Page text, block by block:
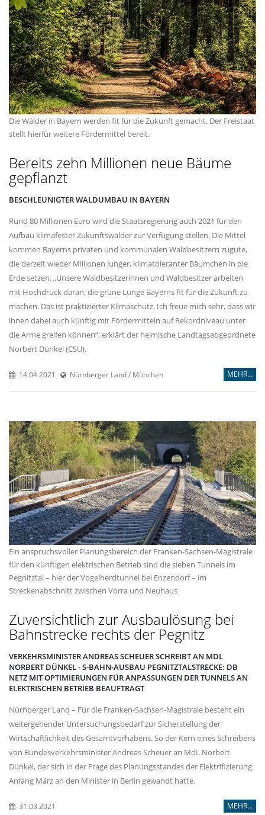
Die Wälder in Bayern werden fit für die Zukunft gemacht. Der Freistaat
stellt hierfür weitere Fördermittel bereit.
Bereits zehn Millionen neue Bäume
gepflanzt
BESCHLEUNIGTER WALDUMBAU IN BAYERN
Rund 80 Millionen Euro wird die Staatsregierung auch 2021 für den
Aufbau klimafester Zukunftswälder zur Verfügung stellen. Die Mittel
kommen Bayerns privaten und kommunalen Waldbesitzern zugute,
die derzeit wieder Millionen junger, klimatoleranter Bäumchen in die
Erde setzen. „Unsere Waldbesitzerinnen und Waldbesitzer arbeiten
mit Hochdruck daran, die grüne Lunge Bayerns fit für die Zukunft zu
machen. Das ist praktizierter Klimaschutz. Ich freue mich sehr, dass wir
ihnen dabei auch künftig mit Fördermitteln auf Rekordniveau unter
die Arme greifen können“, erklärt der heimische Landtagsabgeordnete
Norbert Dünkel (CSU).
14.04.2021 Nürnberger Land / München MEHR...
Ein anspruchsvoller Planungsbereich der Franken-Sachsen-Magistrale
für den künftigen elektrischen Betrieb sind die sieben Tunnels im
Pegnitztal – hier der Vogelherdtunnel bei Enzendorf – im
Streckenabschnitt zwischen Vorra und Neuhaus
Zuversichtlich zur Ausbaulösung bei
Bahnstrecke rechts der Pegnitz
VERKEHRSMINISTER ANDREAS SCHEUER SCHREIBT AN MDL
NORBERT DÜNKEL - S-BAHN-AUSBAU PEGNITZTALSTRECKE: DB
NETZ MIT OPTIMIERUNGEN FÜR ANPASSUNGEN DER TUNNELS AN
ELEKTRISCHEN BETRIEB BEAUFTRAGT
Nürnberger Land – Für die Franken-Sachsen-Magistrale besteht ein
weitergehender Untersuchungsbedarf zur Sicherstellung der
Wirtschaftlichkeit des Gesamtvorhabens. So der Kern eines Schreibens
von Bundesverkehrsminister Andreas Scheuer an MdL Norbert
Dünkel, der sich in der Frage des Planungsstandes der Elektrifizierung
Anfang März an den Minister in Berlin gewandt hatte.
31.03.2021 MEHR...